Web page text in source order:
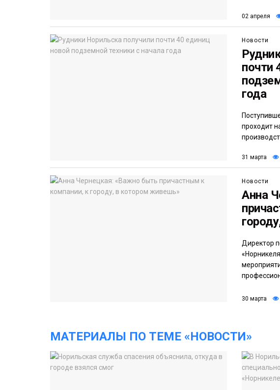
02 апреля
Новости
почти
года
проходит
31 марта
Новости
Анна
Директор
30 марта
МАТЕРИАЛЫ ПО ТЕМЕ «НОВОСТИ»